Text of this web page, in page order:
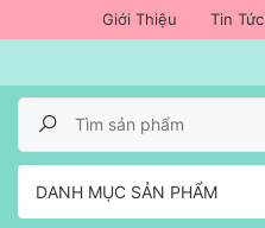
Giới Thiệu Tin Tức
DANH MỤC SẢN PHẨM